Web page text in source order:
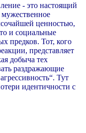
- это настоящий
ценностью,
и социальные
предков. Тот, кого
представляет
добыча тех
раздражающие
Тут
идентичности с